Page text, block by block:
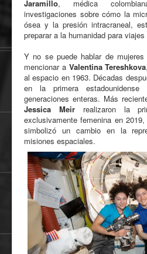
Jaramillo, médica
investigaciones sobre cómo la
ósea y la presión intracraneal,
preparar a la humanidad para
Y no se puede hablar de
mencionar a Valentina Tereshkova
al espacio en 1963. Décadas
en la primera
generaciones enteras. Más
Jessica Meirrealizaron la
exclusivamente femenina en
simbolizó un cambio en la
misiones espaciales.